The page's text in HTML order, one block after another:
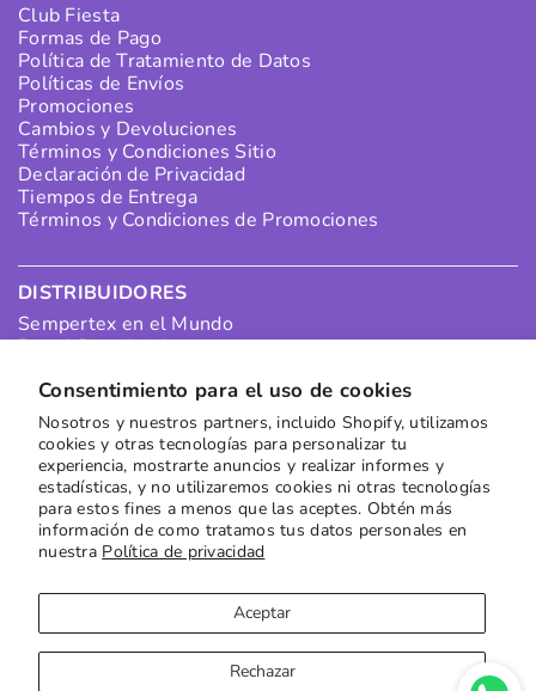
Consentimiento para el uso de cookies
Nosotros y nuestros partners, incluido Shopify, utilizamos
cookies y otras tecnologías para personalizar tu
experiencia, mostrarte anuncios y realizar informes y
estadísticas, y no utilizaremos cookies ni otras tecnologías
para estos fines a menos que las aceptes. Obtén más
información de como tratamos tus datos personales en
nuestra Política de privacidad
Aceptar
Rechazar
Club Fiesta
Formas de Pago
Política de Tratamiento de Datos
Políticas de Envíos
Promociones
Cambios y Devoluciones
Términos y Condiciones Sitio
Declaración de Privacidad
Tiempos de Entrega
Términos y Condiciones de Promociones
DISTRIBUIDORES
Sempertex en el Mundo
Portal Distribuidores
Puntos de Recolección
Quiero ser un Distribuidor en Colombia
Quiero ser un Distribuidor Internacional
SUSCRÍBETE A NUESTRO NEWSLETTER
Recibe las mejores ofertas directamente en tu buzón
Suscribirse